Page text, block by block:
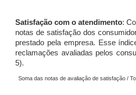
Satisfação com o atendimento:
notas de satisfação dos
prestado pela empresa. Esse
reclamações avaliadas pelos
5).
Soma das notas de avaliação de satisfação /